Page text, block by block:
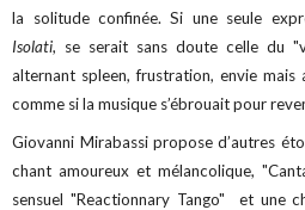
la solitude confinée. Si une seule
Isolati, se serait sans doute celle du
alternant spleen, frustration, envie mais
comme si la musique s’ébrouait pour
Giovanni Mirabassi propose d’autres
chant amoureux et mélancolique,
sensuel "Reactionnary Tango" et une